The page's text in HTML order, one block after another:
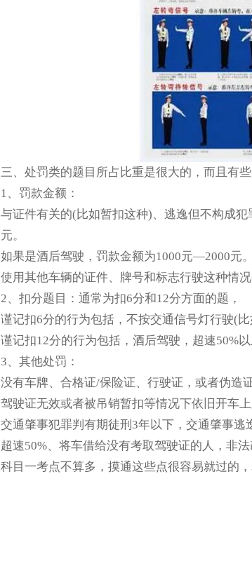
三、处罚类的题目所占比重是很大的，而且有
1、罚款金额：
与证件有关的(比如暂扣这种)、逃逸但不构成
元。
如果是酒后驾驶，罚款金额为1000元—2000元。
使用其他车辆的证件、牌号和标志行驶这种情
2、扣分题目：通常为扣6分和12分方面的题，
谨记扣6分的行为包括，不按交通信号灯行驶(
谨记扣12分的行为包括，酒后驾驶，超速50%
3、其他处罚：
没有车牌、合格证/保险证、行驶证，或者伪造
驾驶证无效或者被吊销暂扣等情况下依旧开车
交通肇事犯罪判有期徒刑3年以下，交通肇事逃
超速50%、将车借给没有考取驾驶证的人，非
科目一考点不算多，摸通这些点很容易就过的